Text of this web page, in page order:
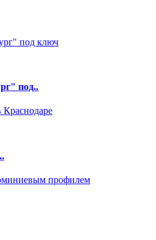
под..